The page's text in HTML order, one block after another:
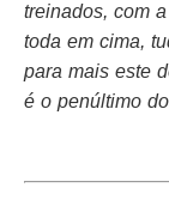
treinados, com
toda em cima,
para mais este
é o penúltimo